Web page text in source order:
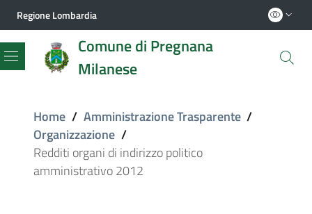
Regione Lombardia
Comune di Pregnana
Milanese
Menu
Home / Amministrazione Trasparente /
Organizzazione /
Redditi organi di indirizzo politico
amministrativo 2012